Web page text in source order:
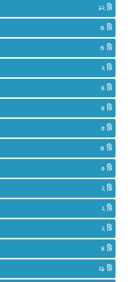
১২
৩
৩
২
৪
৫
৫
৩
৬
২
২
২
৪
২১